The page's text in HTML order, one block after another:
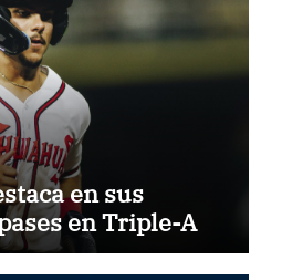
en sus
en Triple-A